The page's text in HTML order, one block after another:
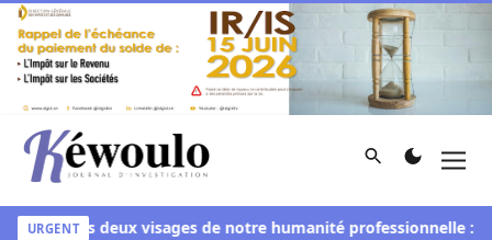
Aller au contenu
Kéwoulo, le premier site d'information et d'investigation
Rechercher
URGENT
Les deux visages de notre humanité professionnelle :